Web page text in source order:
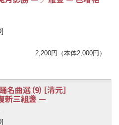
2,200円（本体2,000円）
曲選（9）［清元］
新三組盞 —